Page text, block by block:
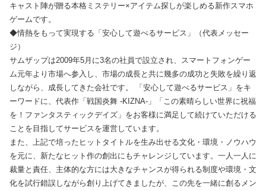
キャスト陣が贈る本格ミステリー×アイテム探しが楽しめる新作スマホ
ゲームです。
◆情熱をもって実現する「安心して遊べるサービス」（代表メッセー
ジ）
サムザップは2009年5月に3名の社員で設立され、スマートフォンゲー
ム元年より市場へ参入し、市場の成長と共に幾多の成功と失敗を繰り返
しながら、成長してきた会社です。 「安心して遊べるサービス」をキ
ーワードに、代表作「戦国炎舞 -KIZNA-」「この素晴らしい世界に祝福
を！ファンタスティックデイズ」をお客様に満足して続けていただける
ことを目指してサービスを運営しています。
また、上記で培ったヒットタイトルを生み出せる文化・環境・ノウハウ
を元に、新たなヒット作の創出にもチャレンジしています。一人一人に
裁量と責任、主体的な方には大きなチャンスが得られる制度や環境・文
化を試行錯誤しながら創り上げてきましたが、この先を一緒に創るメン